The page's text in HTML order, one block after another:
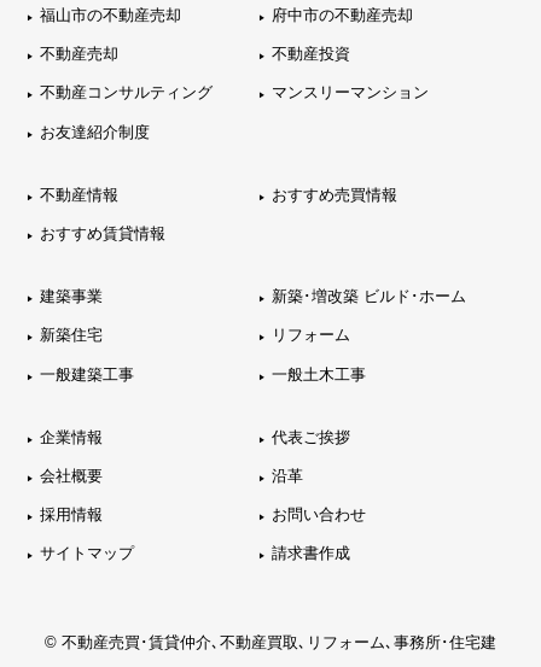
福山市の不動産売却 府中市の不動産売却
不動産売却 不動産投資
不動産コンサルティング マンスリーマンション
お友達紹介制度
不動産情報 おすすめ売買情報
おすすめ賃貸情報
建築事業 新築･増改築 ビルド･ホーム
新築住宅 リフォーム
一般建築工事 一般土木工事
企業情報 代表ご挨拶
会社概要 沿革
採用情報 お問い合わせ
サイトマップ 請求書作成
© 不動産売買･賃貸仲介､不動産買取､リフォーム､事務所･住宅建